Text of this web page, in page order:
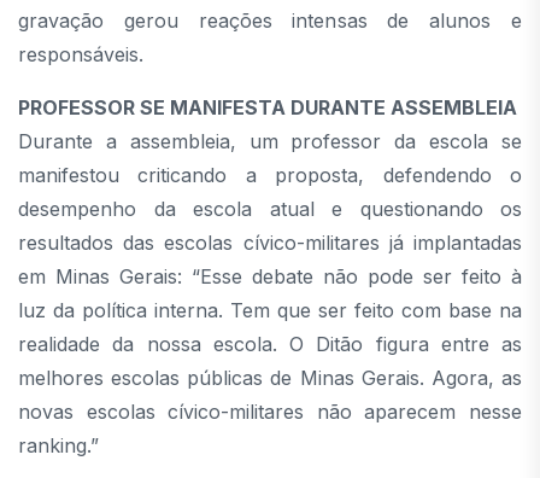
gravação gerou reações intensas de alunos e
responsáveis.
PROFESSOR SE MANIFESTA DURANTE ASSEMBLEIA
Durante a assembleia, um professor da escola se
manifestou criticando a proposta, defendendo o
desempenho da escola atual e questionando os
resultados das escolas cívico-militares já implantadas
em Minas Gerais: “Esse debate não pode ser feito à
luz da política interna. Tem que ser feito com base na
realidade da nossa escola. O Ditão figura entre as
melhores escolas públicas de Minas Gerais. Agora, as
novas escolas cívico-militares não aparecem nesse
ranking.”